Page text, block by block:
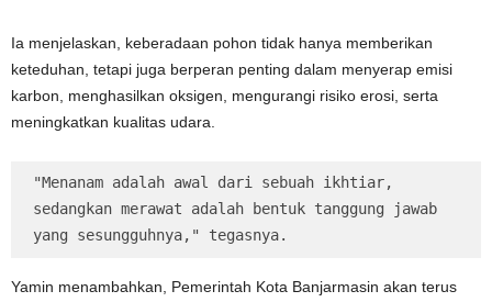
Ia menjelaskan, keberadaan pohon tidak hanya memberikan
keteduhan, tetapi juga berperan penting dalam menyerap emisi
karbon, menghasilkan oksigen, mengurangi risiko erosi, serta
meningkatkan kualitas udara.
"Menanam adalah awal dari sebuah ikhtiar,
sedangkan merawat adalah bentuk tanggung jawab
yang sesungguhnya," tegasnya.
Yamin menambahkan, Pemerintah Kota Banjarmasin akan terus